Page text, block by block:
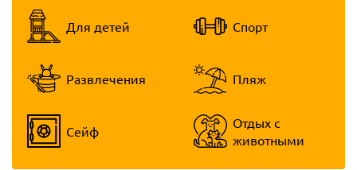
Для детей Спорт
Развлечения Пляж
Сейф
Отдых с
животными